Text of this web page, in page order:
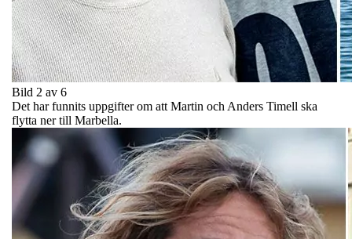
Bild 2 av 6
Det har funnits uppgifter om att Martin och Anders Timell ska
flytta ner till Marbella.